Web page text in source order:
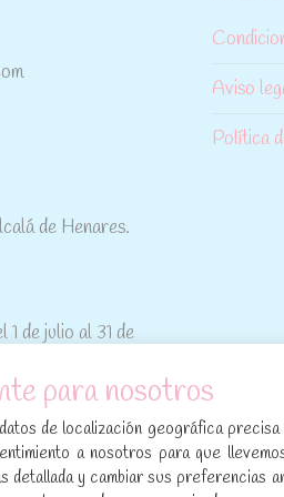
de Henares.
de julio al 31 de
Aviso
Política
novedades,
:
para nosotros
de localización geográfica
a nosotros para que
detallada y cambiar sus preferencias